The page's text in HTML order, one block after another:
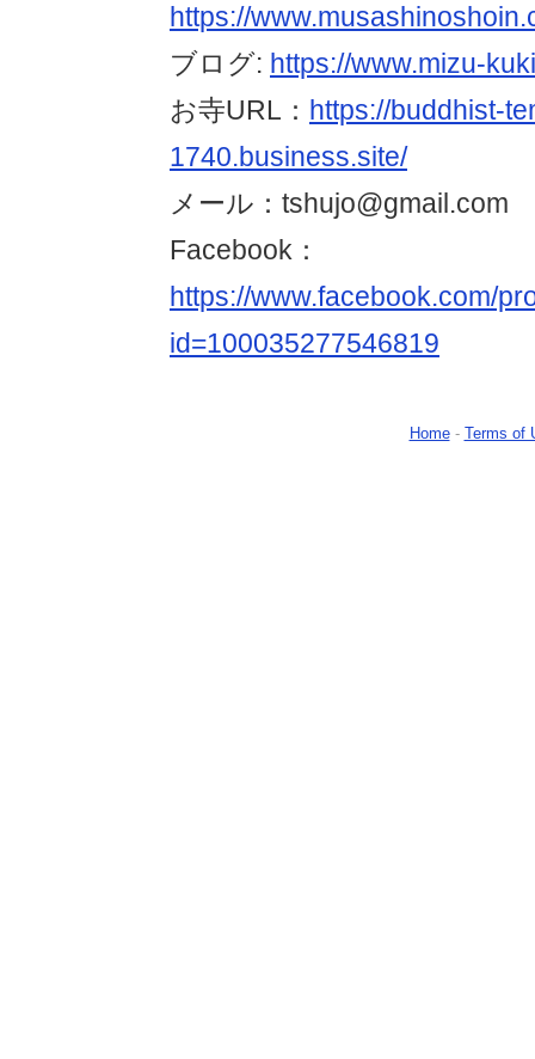
https://
ブログ: https://www.mizu-
お寺URL： https://buddhist-
1740.business.site/
メール：tshujo@gmail.com
Facebook：
https://www.facebook.com/
id=100035277546819
Home- Terms of